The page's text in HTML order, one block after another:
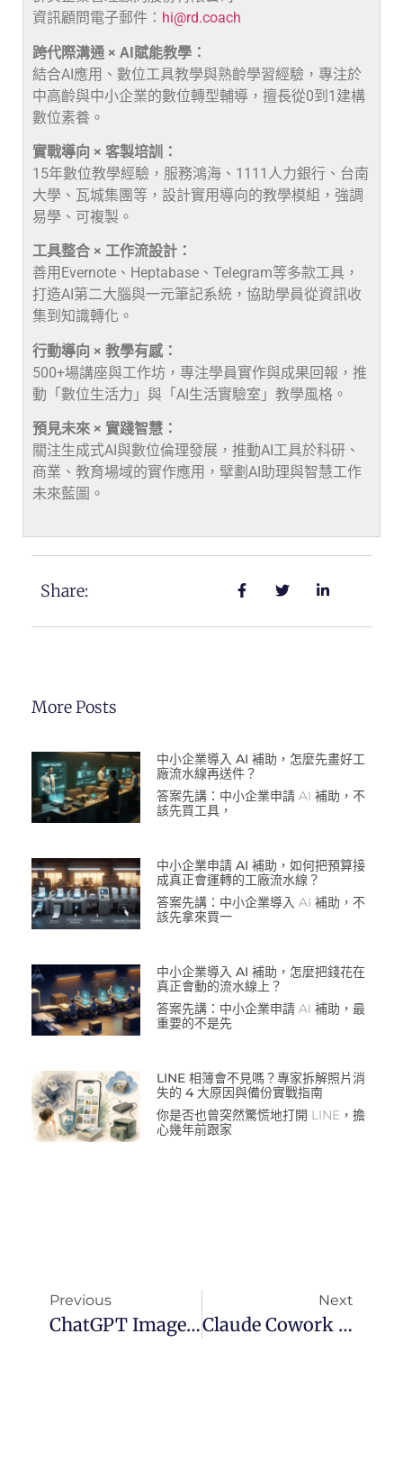
資訊顧問電子郵件： hi@rd.coach
跨代際溝通 × AI賦能教學：
結合AI應用、數位工具教學與熟齡學習經驗，專注於
中高齡與中小企業的數位轉型輔導，擅長從0到1建構
數位素養。
實戰導向 × 客製培訓：
15年數位教學經驗，服務鴻海、1111人力銀行、台南
大學、瓦城集團等，設計實用導向的教學模組，強調
易學、可複製。
工具整合 × 工作流設計：
善用Evernote、Heptabase、Telegram等多款工具，
打造AI第二大腦與一元筆記系統，協助學員從資訊收
集到知識轉化。
行動導向 × 教學有感：
500+場講座與工作坊，專注學員實作與成果回報，推
動「數位生活力」與「AI生活實驗室」教學風格。
預見未來 × 實踐智慧：
關注生成式AI與數位倫理發展，推動AI工具於科研、
商業、教育場域的實作應用，擘劃AI助理與智慧工作
未來藍圖。
Share:
More Posts
中小企業導入 AI 補助，怎麼先畫好工
廠流水線再送件？
答案先講：中小企業申請 AI 補助，不
該先買工具，
中小企業申請 AI 補助，如何把預算接
成真正會運轉的工廠流水線？
答案先講：中小企業導入 AI 補助，不
該先拿來買一
中小企業導入 AI 補助，怎麼把錢花在
真正會動的流水線上？
答案先講：中小企業申請 AI 補助，最
重要的不是先
LINE 相簿會不見嗎？專家拆解照片消
失的 4 大原因與備份實戰指南
你是否也曾突然驚慌地打開 LINE，擔
心幾年前跟家
Previous
ChatGPT Images 2.0 震撼發布：從「繪圖工具」到「視覺思考大腦」的革命
Next
Claude Cowork 七大案例：讓 AI 從「給建議」變成「真的幫你幹活」